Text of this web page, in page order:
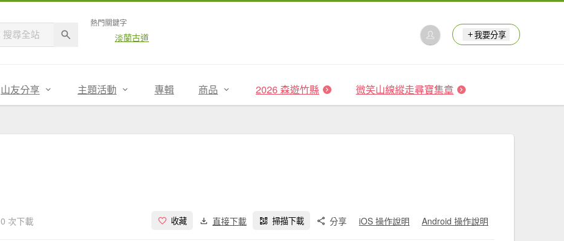
熱門關鍵字
淡蘭古道 我要分享
山友分享 主題活動 專輯 商品 2026 森遊竹縣 微笑山線縱走尋寶集章
0 次下載 收藏 直接下載 掃描下載 分享 iOS 操作說明 Android 操作說明